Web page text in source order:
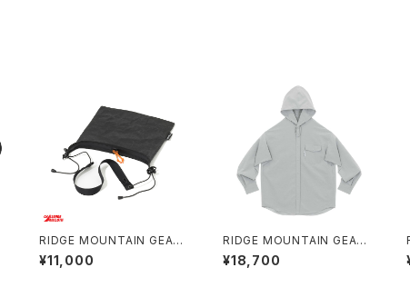
RIDGE MOUNTAIN GEAR /
SACOCHE
¥11,000
RIDGE MOUNTAIN GEAR /
HOODED LONG SLEEVE S
HIRT（WOMEN）2026
¥18,700